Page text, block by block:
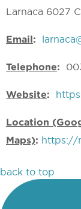
Larnaca 6027
Email:
Telephone:
Website:
Location
Maps): https://
back to top